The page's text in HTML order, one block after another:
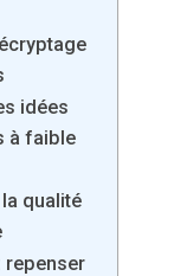
idées
à faible
qualité
repenser